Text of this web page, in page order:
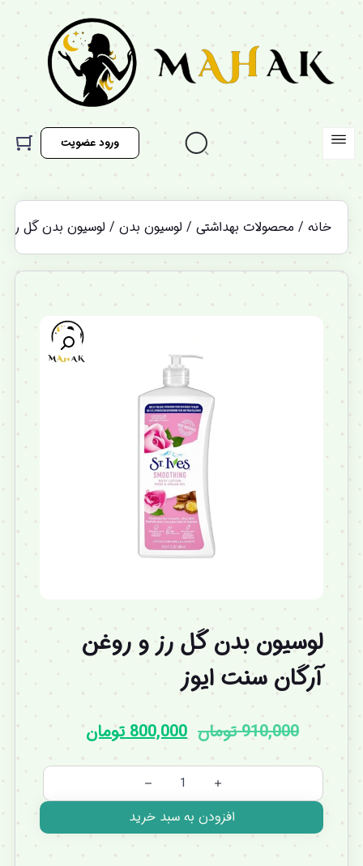
ورود عضویت
خانه/ محصولات بهداشتی/ لوسیون بدن/ لوسیون بدن گل رز
لوسیون بدن گل رز و روغن
آرگان سنت ایوز
910,000تومان 800,000تومان
افزودن به سبد خرید